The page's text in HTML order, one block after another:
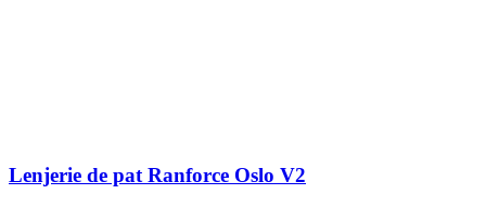
Lenjerie de pat Ranforce Oslo V2